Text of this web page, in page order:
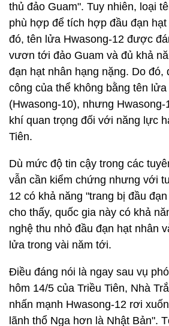
thủ đảo Guam". Tuy nhiên, loại
phù hợp để tích hợp đầu đạn hạt
đó, tên lửa Hwasong-12 được
vươn tới đảo Guam và đủ khả
đạn hạt nhân hạng nặng. Do đó,
công của thể không bằng tên lửa
(Hwasong-10), nhưng Hwasong-
khí quan trọng đối với năng lực
Tiên.
Dù mức độ tin cậy trong các
vẫn cần kiểm chứng nhưng với
12 có khả năng "trang bị đầu
cho thấy, quốc gia này có khả
nghệ thu nhỏ đầu đạn hạt nhân
lửa trong vài năm tới.
Điều đáng nói là ngay sau vụ
hôm 14/5 của Triều Tiên, Nhà
nhấn mạnh Hwasong-12 rơi
lãnh thổ Nga hơn là Nhật Bản".